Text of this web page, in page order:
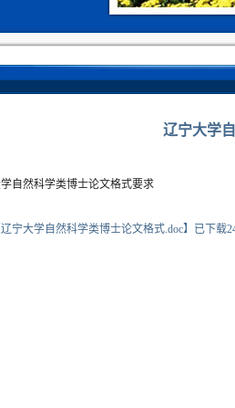
辽宁大学
自然科学类博士论文格式要求
辽宁大学自然科学类博士论文格式.doc】 已下载